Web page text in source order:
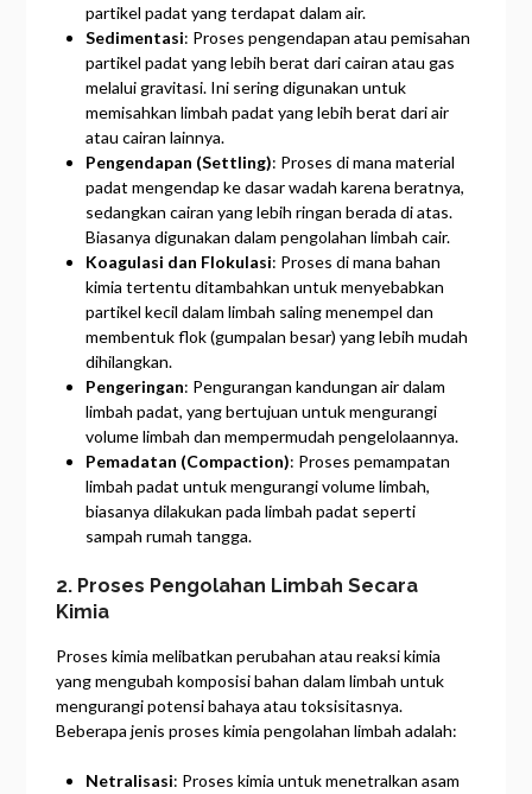
partikel padat yang terdapat dalam air.
Sedimentasi: Proses pengendapan atau pemisahan
partikel padat yang lebih berat dari cairan atau gas
melalui gravitasi. Ini sering digunakan untuk
memisahkan limbah padat yang lebih berat dari air
atau cairan lainnya.
Pengendapan (Settling): Proses di mana material
padat mengendap ke dasar wadah karena beratnya,
sedangkan cairan yang lebih ringan berada di atas.
Biasanya digunakan dalam pengolahan limbah cair.
Koagulasi dan Flokulasi: Proses di mana bahan
kimia tertentu ditambahkan untuk menyebabkan
partikel kecil dalam limbah saling menempel dan
membentuk flok (gumpalan besar) yang lebih mudah
dihilangkan.
Pengeringan: Pengurangan kandungan air dalam
limbah padat, yang bertujuan untuk mengurangi
volume limbah dan mempermudah pengelolaannya.
Pemadatan (Compaction): Proses pemampatan
limbah padat untuk mengurangi volume limbah,
biasanya dilakukan pada limbah padat seperti
sampah rumah tangga.
2. Proses Pengolahan Limbah Secara
Kimia
Proses kimia melibatkan perubahan atau reaksi kimia
yang mengubah komposisi bahan dalam limbah untuk
mengurangi potensi bahaya atau toksisitasnya.
Beberapa jenis proses kimia pengolahan limbah adalah:
Netralisasi: Proses kimia untuk menetralkan asam